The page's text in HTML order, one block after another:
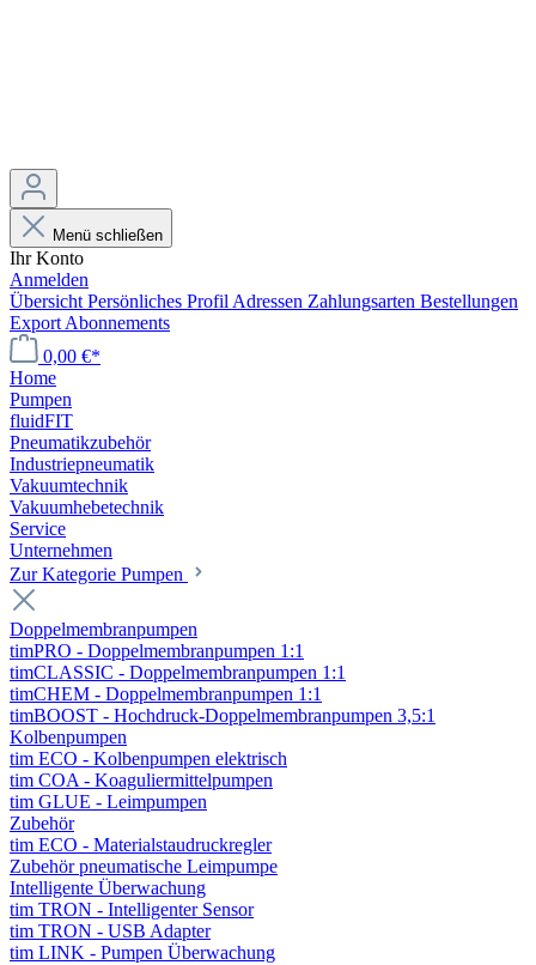
Menü schließen
Ihr Konto
Anmelden
Übersicht Persönliches Profil Adressen Zahlungsarten Bestellungen
Export Abonnements
0,00 €*
Home
Pumpen
fluidFIT
Pneumatikzubehör
Industriepneumatik
Vakuumtechnik
Vakuumhebetechnik
Service
Unternehmen
Zur Kategorie Pumpen
Doppelmembranpumpen
timPRO - Doppelmembranpumpen 1:1
timCLASSIC - Doppelmembranpumpen 1:1
timCHEM - Doppelmembranpumpen 1:1
timBOOST - Hochdruck-Doppelmembranpumpen 3,5:1
Kolbenpumpen
tim ECO - Kolbenpumpen elektrisch
tim COA - Koaguliermittelpumpen
tim GLUE - Leimpumpen
Zubehör
tim ECO - Materialstaudruckregler
Zubehör pneumatische Leimpumpe
Intelligente Überwachung
tim TRON - Intelligenter Sensor
tim TRON - USB Adapter
tim LINK - Pumpen Überwachung